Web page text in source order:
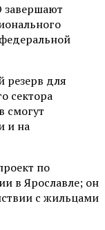
завершают
резерв для
сектора
смогут
и на
по
в Ярославле; он
с жильцами